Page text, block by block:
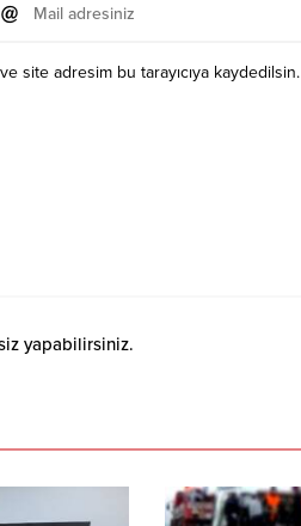
site adresim bu tarayıcıya kaydedilsin.
yapabilirsiniz.